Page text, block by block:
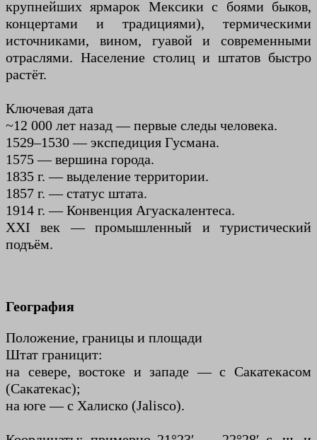
крупнейших ярмарок Мексики с боями быков,
концертами и традициями), термическими
источниками, вином, гуавой и современными
отраслями. Население столиц и штатов быстро
растёт.
Ключевая дата
~12 000 лет назад — первые следы человека.
1529–1530 — экспедиция Гусмана.
1575 — вершина города.
1835 г. — выделение территории.
1857 г. — статус штата.
1914 г. — Конвенция Агуаскалентеса.
XXI век — промышленный и туристический
подъём.
География
Положение, границы и площади
Штат границит:
на севере, востоке и западе — с Сакатекасом
(Сакатекас);
на юге — с Халиско (Jalisco).